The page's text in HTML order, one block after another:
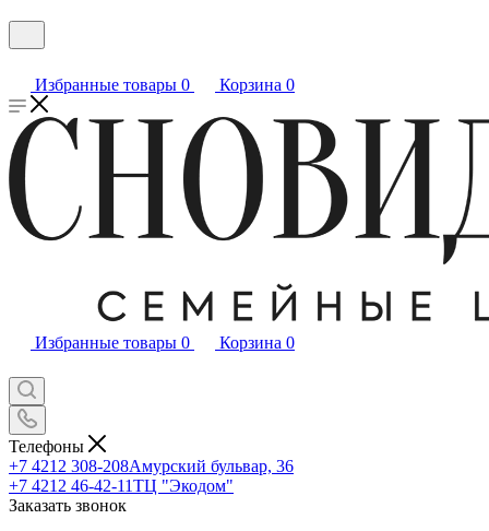
Избранные товары 0 Корзина 0
Избранные товары 0 Корзина 0
Телефоны
+7 4212 308-208Амурский бульвар, 36
+7 4212 46-42-11ТЦ "Экодом"
Заказать звонок